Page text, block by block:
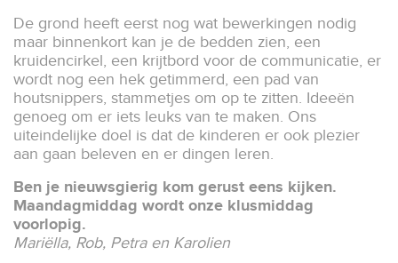
De grond heeft eerst nog wat bewerkingen nodig
maar binnenkort kan je de bedden zien, een
kruidencirkel, een krijtbord voor de communicatie, er
wordt nog een hek getimmerd, een pad van
houtsnippers, stammetjes om op te zitten. Ideeën
genoeg om er iets leuks van te maken. Ons
uiteindelijke doel is dat de kinderen er ook plezier
aan gaan beleven en er dingen leren.
Ben je nieuwsgierig kom gerust eens kijken.
Maandagmiddag wordt onze klusmiddag
voorlopig.
Mariëlla, Rob, Petra en Karolien